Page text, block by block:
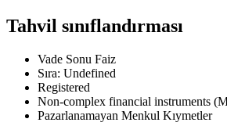
Tahvil sınıflandırması
Vade Sonu Faiz
Sıra: Undefined
Registered
Non-complex financial instruments
Pazarlanamayan Menkul Kıymetler